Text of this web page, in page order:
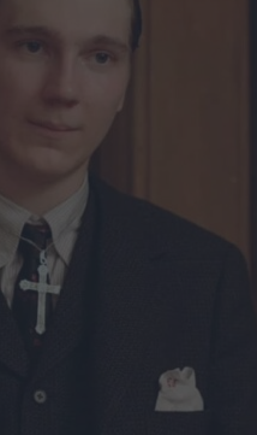
di La Redazione
del nuovo
Edoardo
di La Redazione
trailer finale
nuovi poster